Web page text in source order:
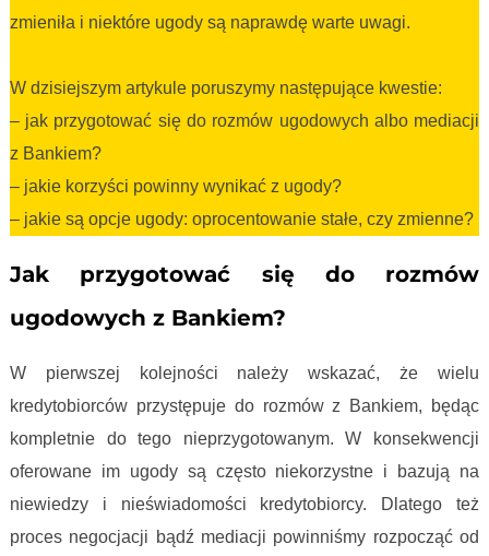
zmieniła i niektóre ugody są naprawdę warte uwagi.
W dzisiejszym artykule poruszymy następujące kwestie:
– jak przygotować się do rozmów ugodowych albo mediacji
z Bankiem?
– jakie korzyści powinny wynikać z ugody?
– jakie są opcje ugody: oprocentowanie stałe, czy zmienne?
Jak przygotować się do rozmów
ugodowych z Bankiem?
W pierwszej kolejności należy wskazać, że wielu
kredytobiorców przystępuje do rozmów z Bankiem, będąc
kompletnie do tego nieprzygotowanym. W konsekwencji
oferowane im ugody są często niekorzystne i bazują na
niewiedzy i nieświadomości kredytobiorcy. Dlatego też
proces negocjacji bądź mediacji powinniśmy rozpocząć od